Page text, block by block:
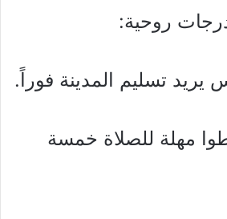
روحية:
مهلة للصلاة خمسة